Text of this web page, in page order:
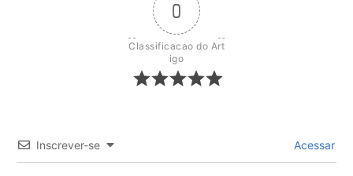
0
Classificacao do Art
igo
Inscrever-se Acessar